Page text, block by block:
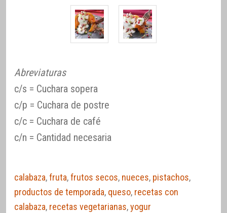
Abreviaturas
c/s = Cuchara sopera
c/p = Cuchara de postre
c/c = Cuchara de café
c/n = Cantidad necesaria
calabaza,fruta,frutos secos, nueces, pistachos,
productos de temporada, queso, recetas con
calabaza, recetas vegetarianas,yogur